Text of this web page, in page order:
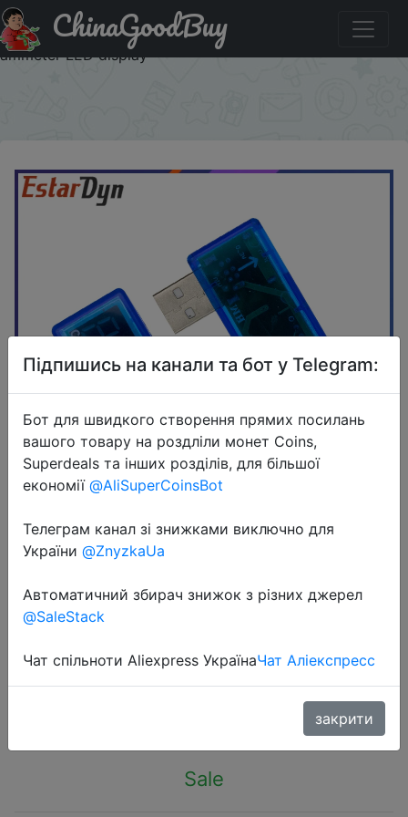
Придбати Digital USB Mobile Power charging current
voltage Tester Meter Mini USB charger doctor voltmeter
ammeter LED display
ChinaGoodBuy
2022-11-11
Digital USB Mobile Power charging
current voltage Tester Meter Mini
USB charger doctor voltmeter
Sale
Підпишись на канали та бот у Telegram:
Бот для швидкого створення прямих посилань
вашого товару на роздліли монет Coins,
Superdeals та інших розділів, для більшої
економії @AliSuperCoinsBot
Телеграм канал зі знижками виключно для
України @ZnyzkaUa
Автоматичний збирач знижок з різних джерел
@SaleStack
Чат спільноти Aliexpress УкраїнаЧат Аліекспресс
закрити